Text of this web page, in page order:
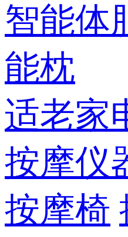
智能体
能枕
适老家
按摩仪
按摩椅